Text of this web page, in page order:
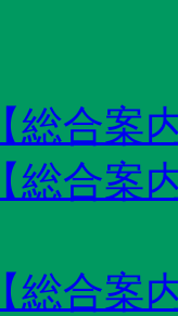
【総合
【総合
【総合案